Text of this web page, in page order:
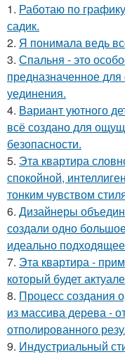
1. Работаю по
садик.
2. Я понимала ведь
3. Спальня - это
предназначенное
уединения.
4. Вариант уютного
всё создано для
безопасности.
5. Эта квартира
спокойной,
тонким чувством
6. Дизайнеры
создали одно
идеально
7. Эта квартира -
который будет
8. Процесс создания
из массива дерева -
отполированного
9. Индустриальный